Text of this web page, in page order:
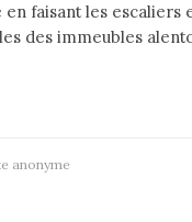
en faisant les escaliers
des immeubles
anonyme